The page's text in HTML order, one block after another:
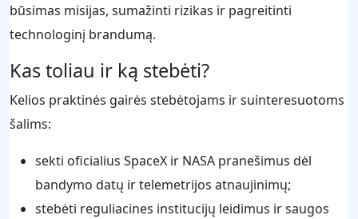
būsimas misijas, sumažinti rizikas ir pagreitinti
technologinį brandumą.
Kas toliau ir ką stebėti?
Kelios praktinės gairės stebėtojams ir suinteresuotoms
šalims:
sekti oficialius SpaceX ir NASA pranešimus dėl
bandymo datų ir telemetrijos atnaujinimų;
stebėti reguliacines institucijų leidimus ir saugos